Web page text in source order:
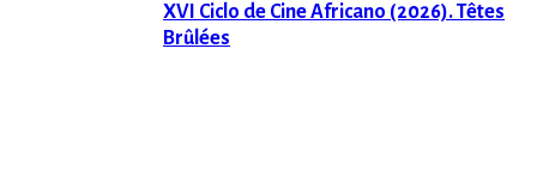
XVI Ciclo de Cine Africano (2026). Têtes
Brûlées